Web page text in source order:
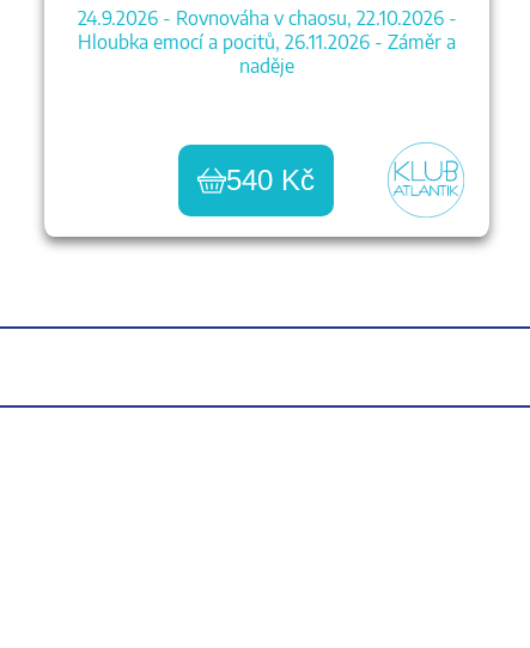
24.9.2026 - Rovnováha v chaosu, 22.10.2026 -
Hloubka emocí a pocitů, 26.11.2026 - Záměr a
naděje
540 Kč